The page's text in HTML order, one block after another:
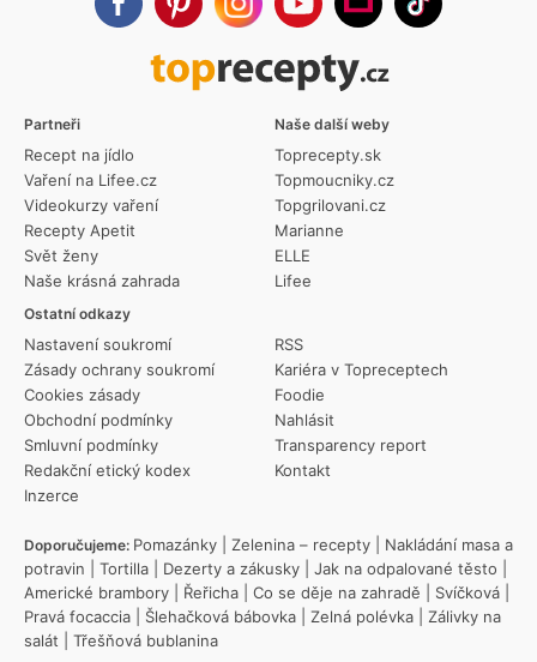
Partneři
Recept na jídlo
Vaření na Lifee.cz
Videokurzy vaření
Recepty Apetit
Svět ženy
Naše krásná zahrada
Ostatní odkazy
Nastavení soukromí
Zásady ochrany soukromí
Cookies zásady
Obchodní podmínky
Smluvní podmínky
Redakční etický kodex
Inzerce
RSS
Kariéra v Topreceptech
Foodie
Nahlásit
Transparency report
Kontakt
Naše další weby
Toprecepty.sk
Topmoucniky.cz
Topgrilovani.cz
Marianne
ELLE
Lifee
Doporučujeme: Pomazánky Zelenina – recepty
Nakládání masa a
potravin
Tortilla Dezerty a zákusky Jak na odpalované těsto
Americké brambory
Řeřicha Co se děje na zahradě Svíčková
Pravá focaccia
Šlehačková bábovka Zelná polévka
Zálivky na
salát
Třešňová bublanina